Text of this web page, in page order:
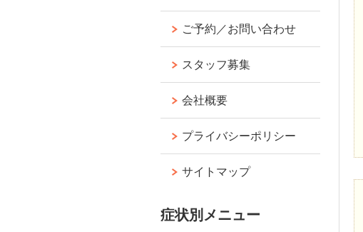
ご予約／お問い合わせ
スタッフ募集
会社概要
プライバシーポリシー
サイトマップ
症状別メニュー